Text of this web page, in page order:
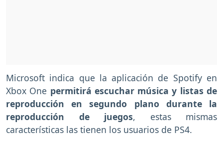
Microsoft indica que la aplicación de Spotify en
Xbox One permitirá escuchar música y listas de
reproducción en segundo plano durante la
reproducción de juegos, estas mismas
características las tienen los usuarios de PS4.